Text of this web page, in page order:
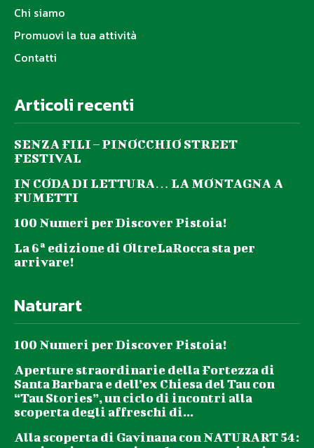
Chi siamo
Promuovi la tua attività
Contatti
Articoli recenti
SENZA FILI – PINOCCHIO STREET
FESTIVAL
IN CODA DI LETTURA… LA MONTAGNA A
FUMETTI
100 Numeri per Discover Pistoia!
La 6ª edizione di OltreLaRocca sta per
arrivare!
Naturart
100 Numeri per Discover Pistoia!
Aperture straordinarie della Fortezza di
Santa Barbara e dell’ex Chiesa del Tau con
“Tau Stories”, un ciclo di incontri alla
scoperta degli affreschi di...
Alla scoperta di Gavinana con NATURART 54: